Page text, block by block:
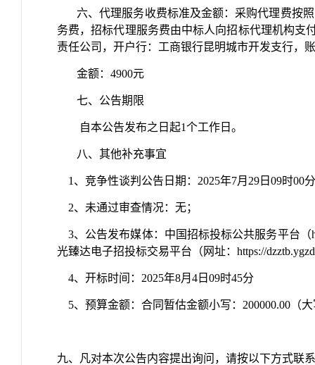
六、代理服务收费标准及金额：采购代理费按
务费，招标代理服务费由中标人向招标代理机构支
责任公司，开户行：工商银行昆明城市开发支行，账
金额：4900元
七、公告期限
自本公告发布之日起1个工作日。
八、其他补充事宜
1、竞争性谈判 公告日期：2025年7月29日09时00
2、未通过审查情况： 无；
3、公告发布媒体：中国招标投标公共服务平台（
光臻达电子招投标交易平台（网址：https://
4、开标时间：2025年8月4日09时45分
5、预算金额：合同暂估金额小写：200000.00（
九、 凡对本次公告内容提出询问，请按以下方式联